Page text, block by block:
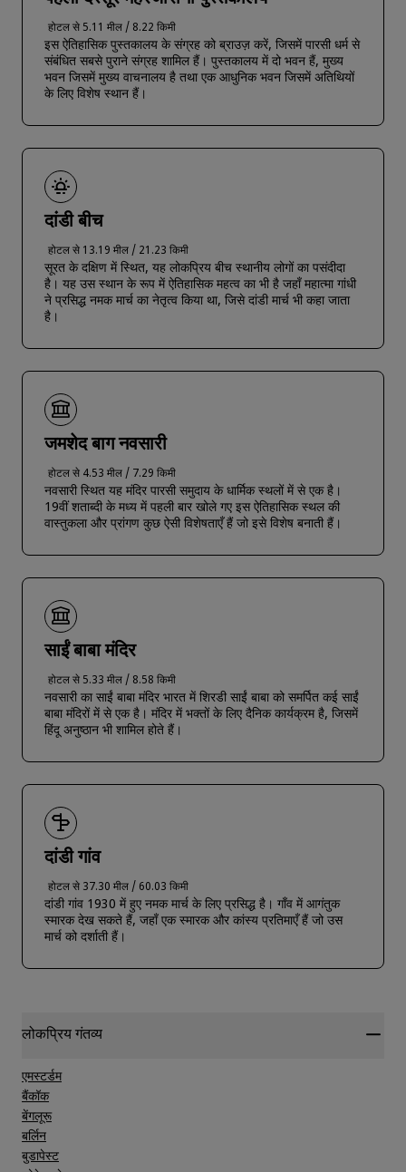
होटल से 5.11 मील / 8.22 किमी
इस ऐतिहासिक पुस्तकालय के संग्रह को ब्राउज़ करें, जिसमें पारसी धर्म से
संबंधित सबसे पुराने संग्रह शामिल हैं। पुस्तकालय में दो भवन हैं, मुख्य
भवन जिसमें मुख्य वाचनालय है तथा एक आधुनिक भवन जिसमें अतिथियों
के लिए विशेष स्थान हैं।
दांडी बीच
होटल से 13.19 मील / 21.23 किमी
सूरत के दक्षिण में स्थित, यह लोकप्रिय बीच स्थानीय लोगों का पसंदीदा
है। यह उस स्थान के रूप में ऐतिहासिक महत्व का भी है जहाँ महात्मा गांधी
ने प्रसिद्ध नमक मार्च का नेतृत्व किया था, जिसे दांडी मार्च भी कहा जाता
है।
जमशेद बाग नवसारी
होटल से 4.53 मील / 7.29 किमी
नवसारी स्थित यह मंदिर पारसी समुदाय के धार्मिक स्थलों में से एक है।
19वीं शताब्दी के मध्य में पहली बार खोले गए इस ऐतिहासिक स्थल की
वास्तुकला और प्रांगण कुछ ऐसी विशेषताएँ हैं जो इसे विशेष बनाती हैं।
साईं बाबा मंदिर
होटल से 5.33 मील / 8.58 किमी
नवसारी का साईं बाबा मंदिर भारत में शिरडी साईं बाबा को समर्पित कई साईं
बाबा मंदिरों में से एक है। मंदिर में भक्तों के लिए दैनिक कार्यक्रम है, जिसमें
हिंदू अनुष्ठान भी शामिल होते हैं।
दांडी गांव
होटल से 37.30 मील / 60.03 किमी
दांडी गांव 1930 में हुए नमक मार्च के लिए प्रसिद्ध है। गाँव में आगंतुक
स्मारक देख सकते हैं, जहाँ एक स्मारक और कांस्य प्रतिमाएँ हैं जो उस
मार्च को दर्शाती हैं।
लोकप्रिय गंतव्य
एमस्टर्डम
बैंकॉक
बेंगलूरू
बर्लिन
बुडापेस्ट